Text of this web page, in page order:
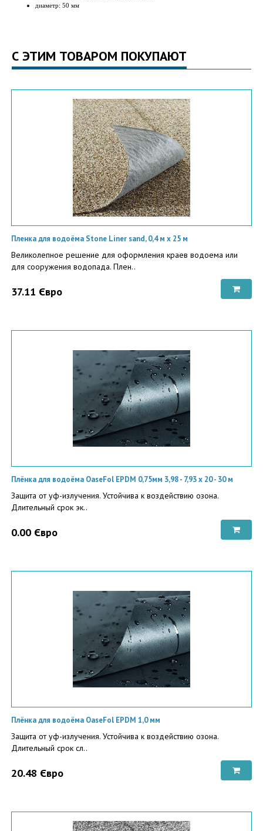
диаметр: 50 мм
С ЭТИМ ТОВАРОМ ПОКУПАЮТ
Пленка для водоёма Stone Liner sand, 0,4 м х 25 м
Великолепное решение для оформления краев водоема или
для сооружения водопада. Плен..
37.11 Євро
Плёнка для водоёма OaseFol EPDM 0,75мм 3,98 - 7,93 x 20 - 30 м
Защита от уф-излучения. Устойчива к воздействию озона.
Длительный срок эк..
0.00 Євро
Плёнка для водоёма OaseFol EPDM 1,0 мм
Защита от уф-излучения. Устойчива к воздействию озона.
Длительный срок сл..
20.48 Євро